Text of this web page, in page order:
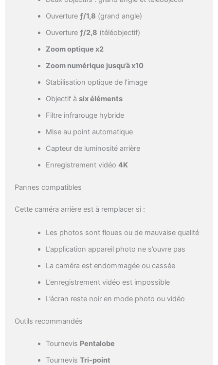
Ouverture ƒ/1,8 (grand angle)
Ouverture ƒ/2,8 (téléobjectif)
Zoom optique x2
Zoom numérique jusqu’à x10
Stabilisation optique de l’image
Objectif à six éléments
Filtre infrarouge hybride
Mise au point automatique
Capteur de luminosité arrière
Enregistrement vidéo 4K
Pannes compatibles
Cette caméra arrière est à remplacer si :
Les photos sont floues ou de mauvaise qualité
L’application appareil photo ne s’ouvre pas
La caméra est endommagée ou cassée
L’enregistrement vidéo est impossible
L’écran reste noir en mode photo ou vidéo
Outils recommandés
Tournevis Pentalobe
Tournevis Tri-point